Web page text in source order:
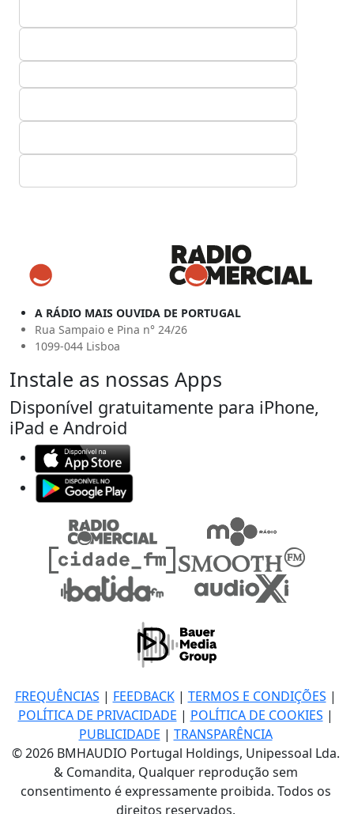
A RÁDIO MAIS OUVIDA DE PORTUGAL
Rua Sampaio e Pina n° 24/26
1099-044 Lisboa
Instale as nossas Apps
Disponível gratuitamente para iPhone,
iPad e Android
FREQUÊNCIAS | FEEDBACK| TERMOS E CONDIÇÕES |
POLÍTICA DE PRIVACIDADE | POLÍTICA DE COOKIES |
PUBLICIDADE | TRANSPARÊNCIA
© 2026 BMHAUDIO Portugal Holdings, Unipessoal Lda.
& Comandita, Qualquer reprodução sem
consentimento é expressamente proibida. Todos os
direitos reservados.